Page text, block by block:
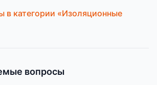
в категории «Изоляционные
вопросы